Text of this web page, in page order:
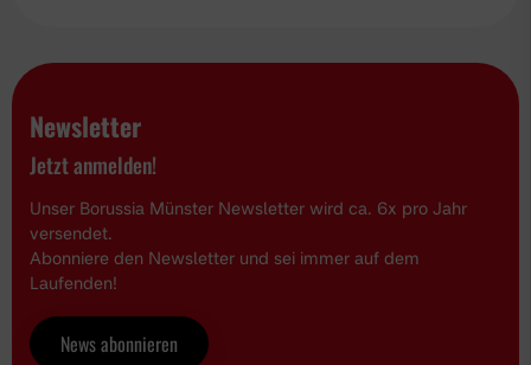
Newsletter
Jetzt anmelden!
Unser Borussia Münster Newsletter wird ca. 6x pro Jahr
versendet.
Abonniere den Newsletter und sei immer auf dem
Laufenden!
News abonnieren